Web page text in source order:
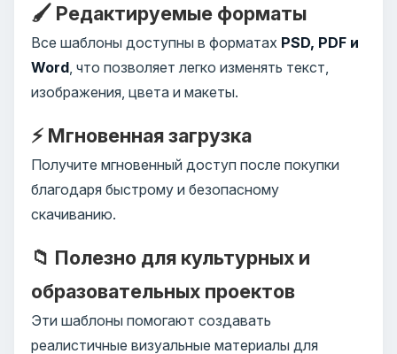
🖌️ Редактируемые форматы
Все шаблоны доступны в форматах PSD, PDF и
Word , что позволяет легко изменять текст,
изображения, цвета и макеты.
⚡ Мгновенная загрузка
Получите мгновенный доступ после покупки
благодаря быстрому и безопасному
скачиванию.
📁 Полезно для культурных и
образовательных проектов
Эти шаблоны помогают создавать
реалистичные визуальные материалы для